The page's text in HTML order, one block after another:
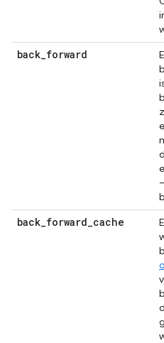
back_forward
back_forward_cache